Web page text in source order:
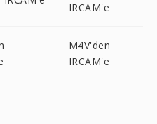
IRCAM'e
M4V'den
IRCAM'e